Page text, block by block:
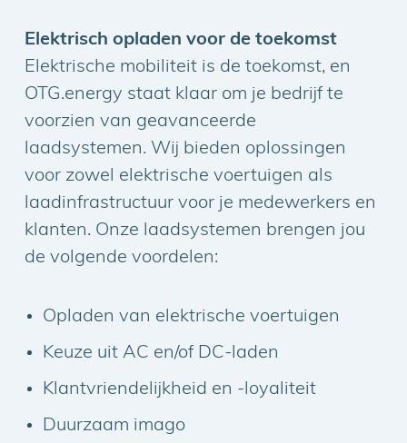
Elektrisch opladen voor de toekomst
Elektrische mobiliteit is de toekomst, en
OTG.energy staat klaar om je bedrijf te
voorzien van geavanceerde
laadsystemen. Wij bieden oplossingen
voor zowel elektrische voertuigen als
laadinfrastructuur voor je medewerkers en
klanten. Onze laadsystemen brengen jou
de volgende voordelen:
Opladen van elektrische voertuigen
Keuze uit AC en/of DC-laden
Klantvriendelijkheid en -loyaliteit
Duurzaam imago